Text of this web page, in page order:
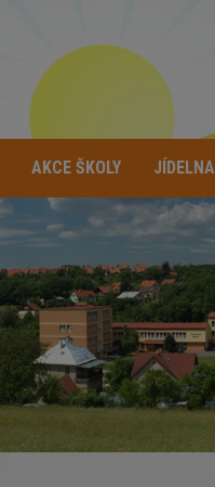
AKCE ŠKOLY JÍDELNA